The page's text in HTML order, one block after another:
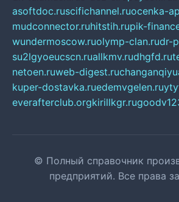
asoftdoc.ruscifichannel.ruocenka-
mudconnector.ruhitstih.rupik-
wundermoscow.ruolymp-clan.rudr-
su2lgyoeucscn.ruallkmv.rudhgfd.ru
netoen.ruweb-digest.ru
kuper-dostavka.ruedemvgelen.ru
everafterclub.orgkirillkgr.ru
© Полный справочник
предприятий. Все права